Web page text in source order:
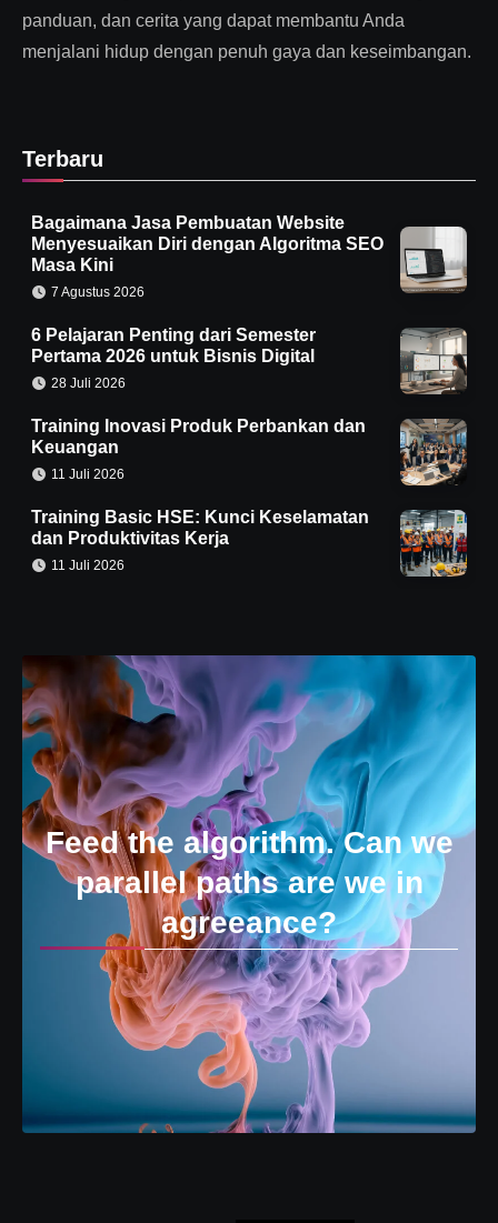
panduan, dan cerita yang dapat membantu Anda
menjalani hidup dengan penuh gaya dan keseimbangan.
Terbaru
Bagaimana Jasa Pembuatan Website
Menyesuaikan Diri dengan Algoritma SEO
Masa Kini
7 Agustus 2026
6 Pelajaran Penting dari Semester
Pertama 2026 untuk Bisnis Digital
28 Juli 2026
Training Inovasi Produk Perbankan dan
Keuangan
11 Juli 2026
Training Basic HSE: Kunci Keselamatan
dan Produktivitas Kerja
11 Juli 2026
Feed the algorithm. Can we
parallel paths are we in
agreeance?